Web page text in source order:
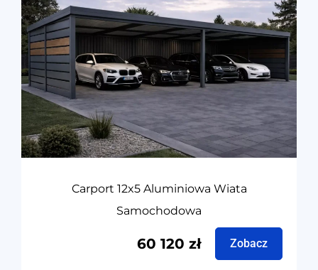
Carport 12x5 Aluminiowa Wiata
Samochodowa
60 120 zł Zobacz